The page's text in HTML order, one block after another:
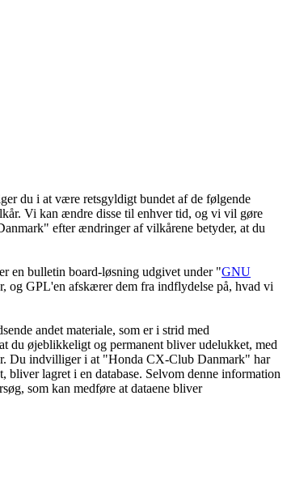
du i at være retsgyldigt bundet af de følgende
Vi kan ændre disse til enhver tid, og vi vil gøre
efter ændringer af vilkårene betyder, at du
en bulletin board-løsning udgivet under "GNU
og GPL'en afskærer dem fra indflydelse på, hvad vi
andet materiale, som er i strid med
du øjeblikkeligt og permanent bliver udelukket, med
Du indvilliger i at "Honda CX-Club Danmark" har
lagret i en database. Selvom denne information
som kan medføre at dataene bliver